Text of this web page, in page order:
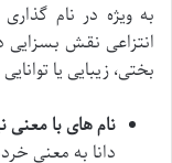
به ویژه در نام
انتزاعی نقش بسزایی
بختی، زیبایی یا
نام های با معنی
دانا به معنی